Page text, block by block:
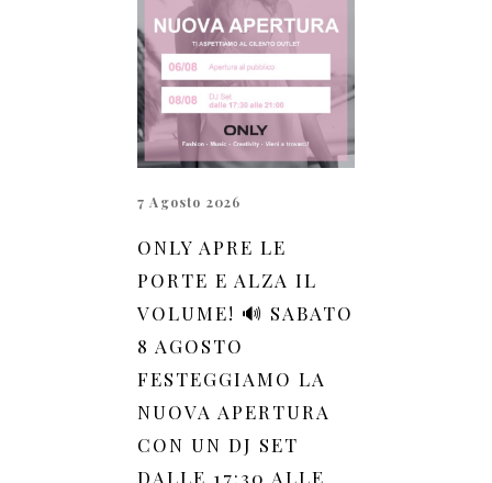
7 Agosto 2026
ONLY APRE LE
PORTE E ALZA IL
VOLUME! 🔊 SABATO
8 AGOSTO
FESTEGGIAMO LA
NUOVA APERTURA
CON UN DJ SET
DALLE 17:30 ALLE